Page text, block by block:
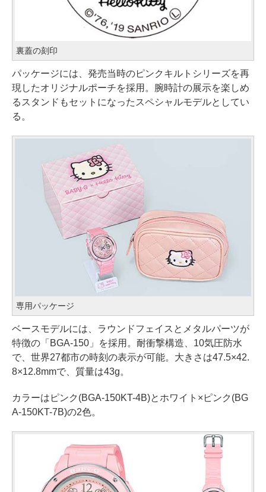
裏蓋の刻印
パッケージには、発売当時のピンクキルトシリーズを再
現したオリジナルポーチを採用。腕時計の展示を楽しめ
るスタンドもセットになったスペシャルモデルとしてい
る。
専用パッケージ
ベースモデルには、ラウンドフェイスとメタルパーツが
特徴の「BGA-150」を採用。耐衝撃構造、10気圧防水
で、世界27都市の時刻の表示が可能。大きさは47.5×42.
8×12.8mmで、質量は43g。
カラーはピンク(BGA-150KT-4B)とホワイト×ピンク(BG
A-150KT-7B)の2色。